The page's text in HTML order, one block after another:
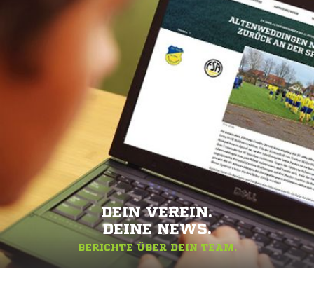
DEIN VEREIN.
DEINE NEWS.
BERICHTE ÜBER DEIN TEAM.